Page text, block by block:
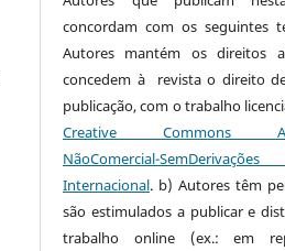
concordam com os seguintes
Autores mantém os direitos
concedem à revista o direito
publicação, com o trabalho
Creative Commons
NãoComercial-
Internacional. b) Autores têm
são estimulados a publicar e
trabalho online (ex.: em